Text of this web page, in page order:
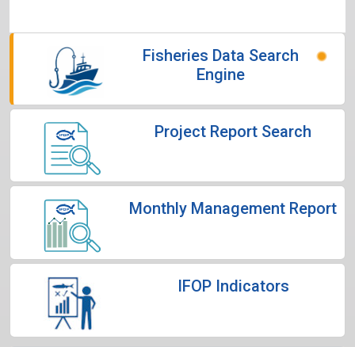
Fisheries Data Search
Engine
Project Report Search
Monthly Management Report
IFOP Indicators